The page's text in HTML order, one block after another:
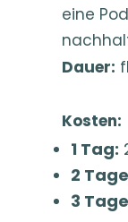
eine
Dauer:
Kosten:
1 Tag:
2
3